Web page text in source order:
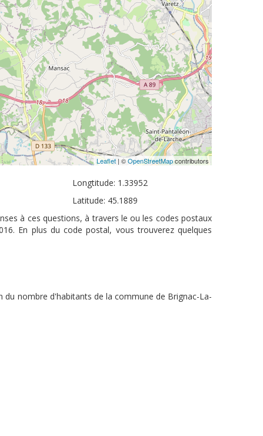
Leaflet | ©OpenStreetMapcontributors
Longtitude: 1.33952
Latitude: 45.1889
à ces questions, à travers le ou les codes postaux
En plus du code postal, vous trouverez quelques
nombre d'habitants de la commune de Brignac-La-